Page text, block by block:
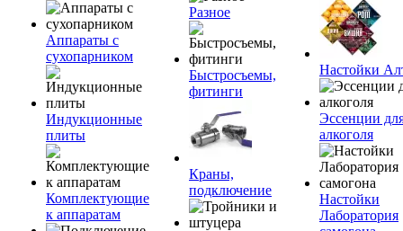
Аппараты с
сухопарником
Индукционные
плиты
Комплектующие
к аппаратам
Разное
Быстросъемы,
фитинги
Краны,
подключение
Настойки
Эссенции
алкоголя
Настойки
Лаборатория